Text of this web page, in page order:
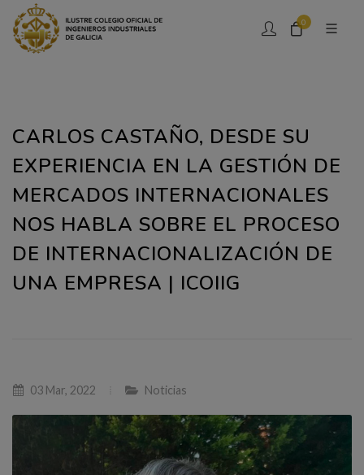
0
CARLOS CASTAÑO, DESDE SU
EXPERIENCIA EN LA GESTIÓN DE
MERCADOS INTERNACIONALES
NOS HABLA SOBRE EL PROCESO
DE INTERNACIONALIZACIÓN DE
UNA EMPRESA | ICOIIG
03 Mar, 2022 Noticias